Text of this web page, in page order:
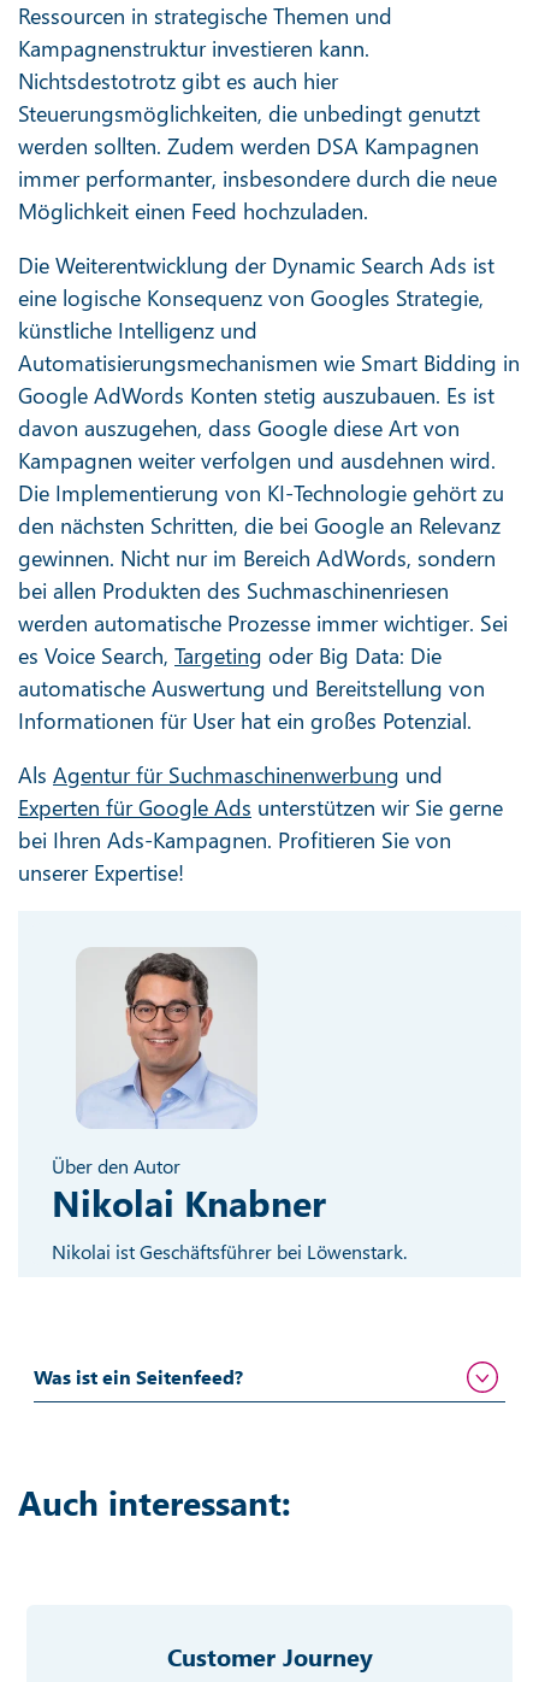
Ressourcen in strategische Themen und
Kampagnenstruktur investieren kann.
Nichtsdestotrotz gibt es auch hier
Steuerungsmöglichkeiten, die unbedingt genutzt
werden sollten. Zudem werden DSA Kampagnen
immer performanter, insbesondere durch die neue
Möglichkeit einen Feed hochzuladen.
Die Weiterentwicklung der Dynamic Search Ads ist
eine logische Konsequenz von Googles Strategie,
künstliche Intelligenz und
Automatisierungsmechanismen wie Smart Bidding in
Google AdWords Konten stetig auszubauen. Es ist
davon auszugehen, dass Google diese Art von
Kampagnen weiter verfolgen und ausdehnen wird.
Die Implementierung von KI-Technologie gehört zu
den nächsten Schritten, die bei Google an Relevanz
gewinnen. Nicht nur im Bereich AdWords, sondern
bei allen Produkten des Suchmaschinenriesen
werden automatische Prozesse immer wichtiger. Sei
es Voice Search, Targeting oder Big Data: Die
automatische Auswertung und Bereitstellung von
Informationen für User hat ein großes Potenzial.
Als Agentur für Suchmaschinenwerbung und
Experten für Google Ads unterstützen wir Sie gerne
bei Ihren Ads-Kampagnen. Profitieren Sie von
unserer Expertise!
Über den Autor
Nikolai Knabner
Nikolai ist Geschäftsführer bei Löwenstark.
Was ist ein Seitenfeed?
Auch interessant:
Customer Journey